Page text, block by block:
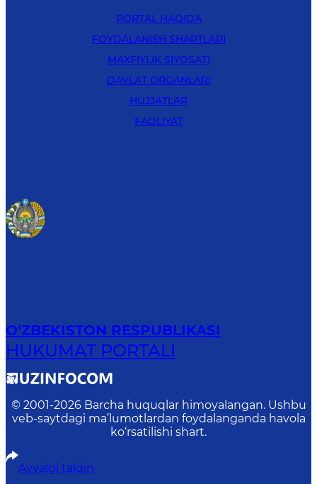
PORTAL HAQIDA
FOYDALANISH SHARTLARI
MAXFIYLIK SIYOSATI
DAVLAT ORGANLARI
HUJJATLAR
FAOLIYAT
O‘ZBEKISTON RESPUBLIKASI
HUKUMAT PORTALI
© 2001-2026 Barcha huquqlar himoyalangan. Ushbu
veb-saytdagi ma’lumotlardan foydalanganda havola
ko‘rsatilishi shart.
Avvalgi talqin